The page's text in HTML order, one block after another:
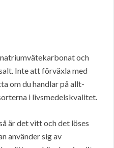
och
Inte att förväxla med
om du handlar på allt-
i livsmedelskvalitet.
är det vitt och det löses
använder sig av